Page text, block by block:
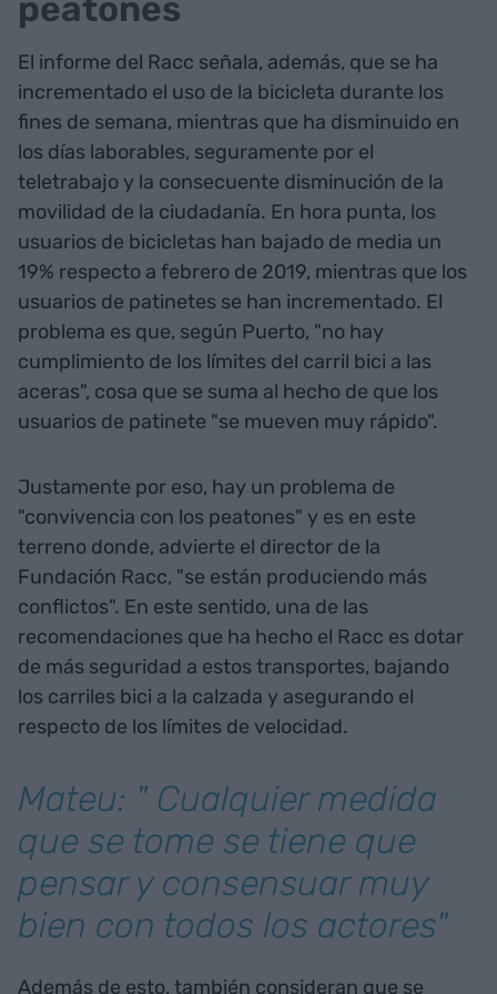
peatones
El informe del Racc señala, además, que se ha
incrementado el uso de la bicicleta durante los
fines de semana, mientras que ha disminuido en
los días laborables, seguramente por el
teletrabajo y la consecuente disminución de la
movilidad de la ciudadanía. En hora punta, los
usuarios de bicicletas han bajado de media un
19% respecto a febrero de 2019, mientras que los
usuarios de patinetes se han incrementado. El
problema es que, según Puerto, "no hay
cumplimiento de los límites del carril bici a las
aceras", cosa que se suma al hecho de que los
usuarios de patinete "se mueven muy rápido".
Justamente por eso, hay un problema de
"convivencia con los peatones" y es en este
terreno donde, advierte el director de la
Fundación Racc, "se están produciendo más
conflictos". En este sentido, una de las
recomendaciones que ha hecho el Racc es dotar
de más seguridad a estos transportes, bajando
los carriles bici a la calzada y asegurando el
respecto de los límites de velocidad.
Mateu: " Cualquier medida
que se tome se tiene que
pensar y consensuar muy
bien con todos los actores"
Además de esto, también consideran que se